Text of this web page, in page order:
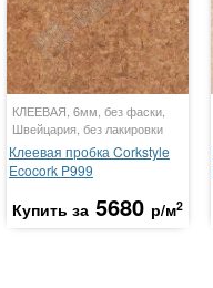
КЛЕЕВАЯ, 6мм, без фаски,
Швейцария, без лакировки
Клеевая пробка Corkstyle
Ecocork P999
Купить за 5680 р/м2